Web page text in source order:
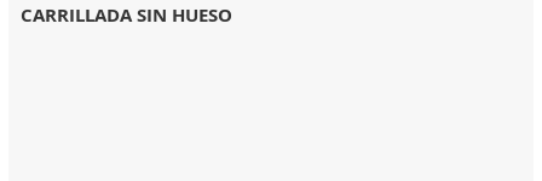
CARRILLADA SIN HUESO